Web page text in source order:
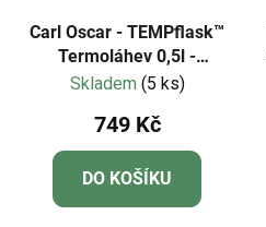
Carl Oscar - TEMPflask™
Termoláhev 0,5l -
tyrkysová
Skladem (5 ks)
749 Kč
DO KOŠÍKU